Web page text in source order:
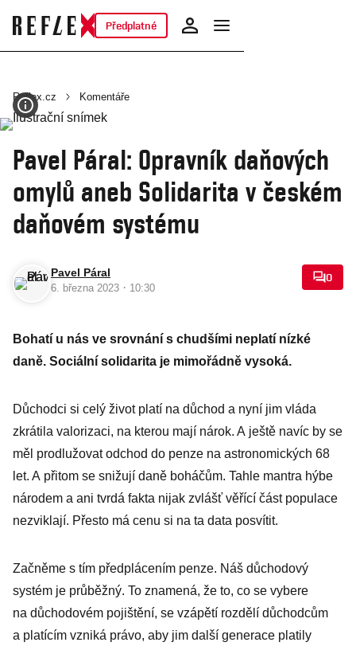
Předplatné
Reflex.cz Komentáře
Pavel Páral: Opravník daňových
omylů aneb Solidarita v českém
daňovém systému
Pavel Páral
6. března 2023 · 10:30
0
Bohatí u nás ve srovnání s chudšími neplatí nízké
daně. Sociální solidarita je mimořádně vysoká.
Důchodci si celý život platí na důchod a nyní jim vláda
zkrátila valorizaci, na kterou mají nárok. A ještě navíc by se
měl prodlužovat odchod do penze na astronomických 68
let. A přitom se snižují daně boháčům. Tahle mantra hýbe
národem a ani tvrdá fakta nijak zvlášť věřící část populace
nezviklají. Přesto má cenu si na ta data posvítit.
Začněme s tím předplácením penze. Náš důchodový
systém je průběžný. To znamená, že to, co se vybere
na důchodovém pojištění, se vzápětí rozdělí důchodcům
a platícím vzniká právo, aby jim další generace platily